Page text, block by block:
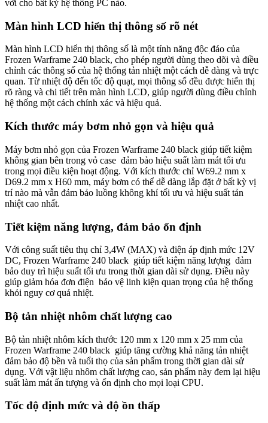
vời cho bất kỳ hệ thống PC nào.
Màn hình LCD hiển thị thông số rõ nét
Màn hình LCD hiển thị thông số là một tính năng độc đáo của
Frozen Warframe 240 black, cho phép người dùng theo dõi và điều
chỉnh các thông số của hệ thống tản nhiệt một cách dễ dàng và trực
quan. Từ nhiệt độ đến tốc độ quạt, mọi thông số đều được hiển thị
rõ ràng và chi tiết trên màn hình LCD, giúp người dùng điều chỉnh
hệ thống một cách chính xác và hiệu quả.
Kích thước máy bơm nhỏ gọn và hiệu quả
Máy bơm nhỏ gọn của Frozen Warframe 240 black giúp tiết kiệm
không gian bên trong vỏ case đảm bảo hiệu suất làm mát tối ưu
trong mọi điều kiện hoạt động. Với kích thước chỉ W69.2 mm x
D69.2 mm x H60 mm, máy bơm có thể dễ dàng lắp đặt ở bất kỳ vị
trí nào mà vẫn đảm bảo luồng không khí tối ưu và hiệu suất tản
nhiệt cao nhất.
Tiết kiệm năng lượng, đảm bảo ổn định
Với công suất tiêu thụ chỉ 3,4W (MAX) và điện áp định mức 12V
DC, Frozen Warframe 240 black giúp tiết kiệm năng lượng đảm
bảo duy trì hiệu suất tối ưu trong thời gian dài sử dụng. Điều này
giúp giảm hóa đơn điện bảo vệ linh kiện quan trọng của hệ thống
khỏi nguy cơ quá nhiệt.
Bộ tản nhiệt nhôm chất lượng cao
Bộ tản nhiệt nhôm kích thước 120 mm x 120 mm x 25 mm của
Frozen Warframe 240 black giúp tăng cường khả năng tản nhiệt
đảm bảo độ bền và tuổi thọ của sản phẩm trong thời gian dài sử
dụng. Với vật liệu nhôm chất lượng cao, sản phẩm này đem lại hiệu
suất làm mát ấn tượng và ổn định cho mọi loại CPU.
Tốc độ định mức và độ ồn thấp